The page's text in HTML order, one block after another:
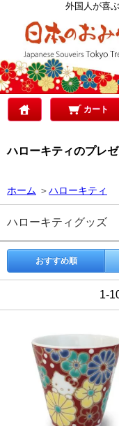
外国人が喜
カート
ハローキティのプレ
ホーム ＞ハローキティ
ハローキティグッズ
おすすめ順
1-